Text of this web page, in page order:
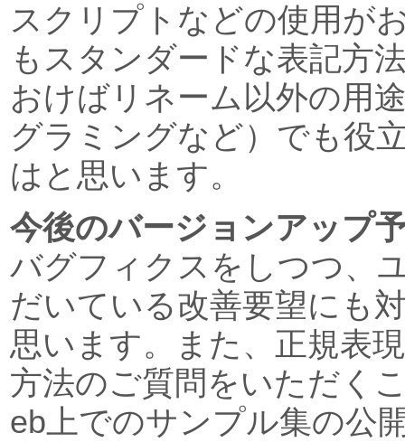
スクリプトなどの使用が
もスタンダードな表記方
おけばリネーム以外の用
グラミングなど）でも役
はと思います。
今後のバージョンアップ
バグフィクスをしつつ、
だいている改善要望にも
思います。また、正規表
方法のご質問をいただく
eb上でのサンプル集の公